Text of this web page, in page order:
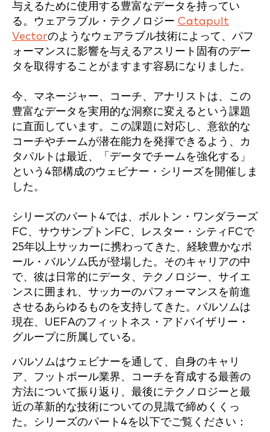
与えるために使用する豊富なデータを持ってい
る。ウェアラブル・テクノロジー Catapult
Vectorのようなウェアラブル技術によって、パフ
ォーマンスに影響を与えるアスリート固有のデー
タを取得することがますます容易になりました。
今、マネージャー、コーチ、アナリストは、この
豊富なデータを実用的な洞察に変えるという課題
に直面しています。この課題に対応し、意欲的な
コーチやチームが潜在能力を発揮できるよう、カ
タパルトは最近、「データでチームを強化する」
という4部構成のウェビナー・シリーズを開催しま
した。
シリーズのパート4では、ボルトン・ワンダラーズ
FC、サウサンプトンFC、レスター・シティFCで
25年以上サッカーに携わってきた、経験豊かなポ
ール・バルソム氏が登場した。そのキャリアの中
で、彼は日常的にデータ、テクノロジー、サイエ
ンスに囲まれ、サッカーのパフォーマンスを前進
させるあらゆるものを支持してきた。バルソムは
現在、UEFAのフィットネス・アドバイザリー・
グループに所属している。
バルソムはウェビナーを通して、自身のキャリ
ア、フットボール業界、コーチを育成する最善の
方法について振り返り、最後にテクノロジーと最
近の革新的な技術についての見識で締めくくっ
た。シリーズのパート4を以下でご覧ください：